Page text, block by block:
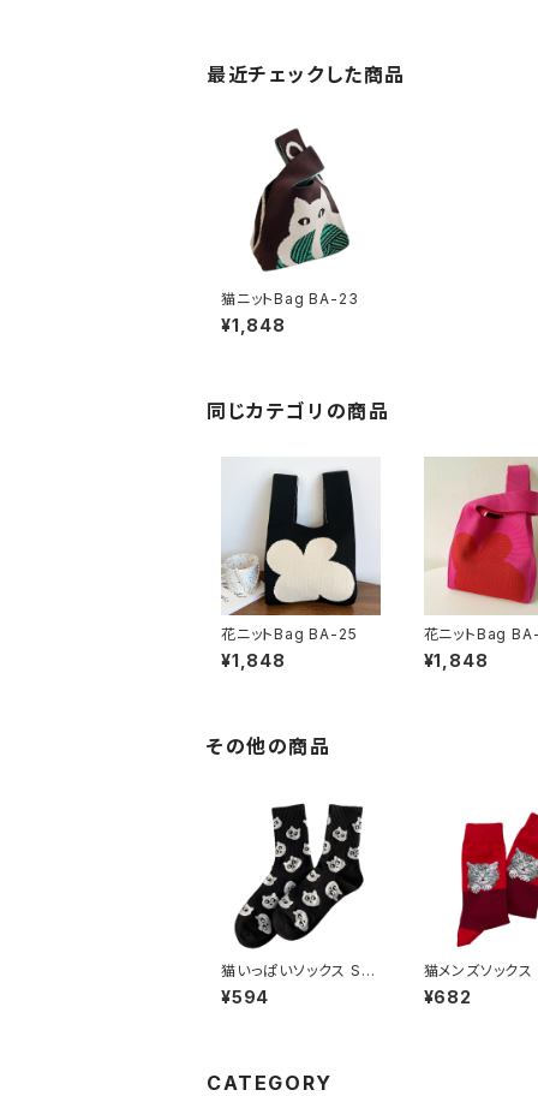
最近チェックした商品
猫ニットBag BA-23
¥1,848
同じカテゴリの商品
花ニットBag BA-25
¥1,848
花ニットBag
¥1,848
その他の商品
猫いっぱいソックス SO
-111
¥594
猫メンズソック
37
¥682
CATEGORY